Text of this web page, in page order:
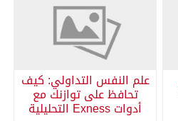
علم النفس التداولي: كيف
تحافظ على توازنك مع
أدوات Exness التحليلية